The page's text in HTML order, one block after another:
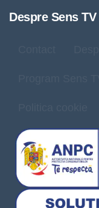
Despre Sens TV